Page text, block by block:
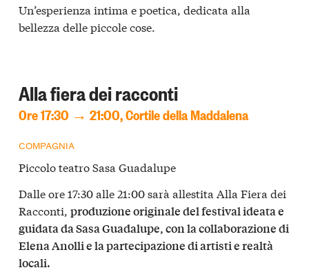
Un’esperienza intima e poetica, dedicata alla
bellezza delle piccole cose.
Alla fiera dei racconti
Ore 17:30 → 21:00, Cortile della Maddalena
COMPAGNIA
Piccolo teatro Sasa Guadalupe
Dalle ore 17:30 alle 21:00 sarà allestita Alla Fiera dei
Racconti, produzione originale del festival ideata e
guidata da Sasa Guadalupe, con la collaborazione di
Elena Anolli e la partecipazione di artisti e realtà
locali.